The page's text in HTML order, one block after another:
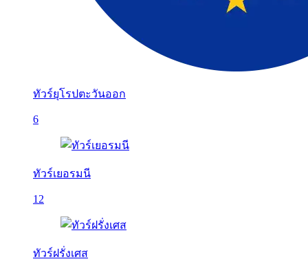
ทัวร์ยุโรปตะวันออก
6
ทัวร์เยอรมนี
12
ทัวร์ฝรั่งเศส